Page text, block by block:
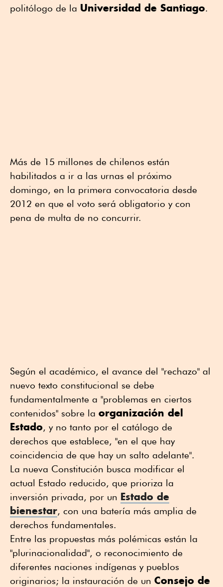
politólogo de la Universidad de Santiago.
Más de 15 millones de chilenos están
habilitados a ir a las urnas el próximo
domingo, en la primera convocatoria desde
2012 en que el voto será obligatorio y con
pena de multa de no concurrir.
Según el académico, el avance del "rechazo" al
nuevo texto constitucional se debe
fundamentalmente a "problemas en ciertos
contenidos" sobre la organización del
Estado, y no tanto por el catálogo de
derechos que establece, "en el que hay
coincidencia de que hay un salto adelante".
La nueva Constitución busca modificar el
actual Estado reducido, que prioriza la
inversión privada, por un Estado de
bienestar, con una batería más amplia de
derechos fundamentales.
Entre las propuestas más polémicas están la
"plurinacionalidad", o reconocimiento de
diferentes naciones indígenas y pueblos
originarios; la instauración de un Consejo de